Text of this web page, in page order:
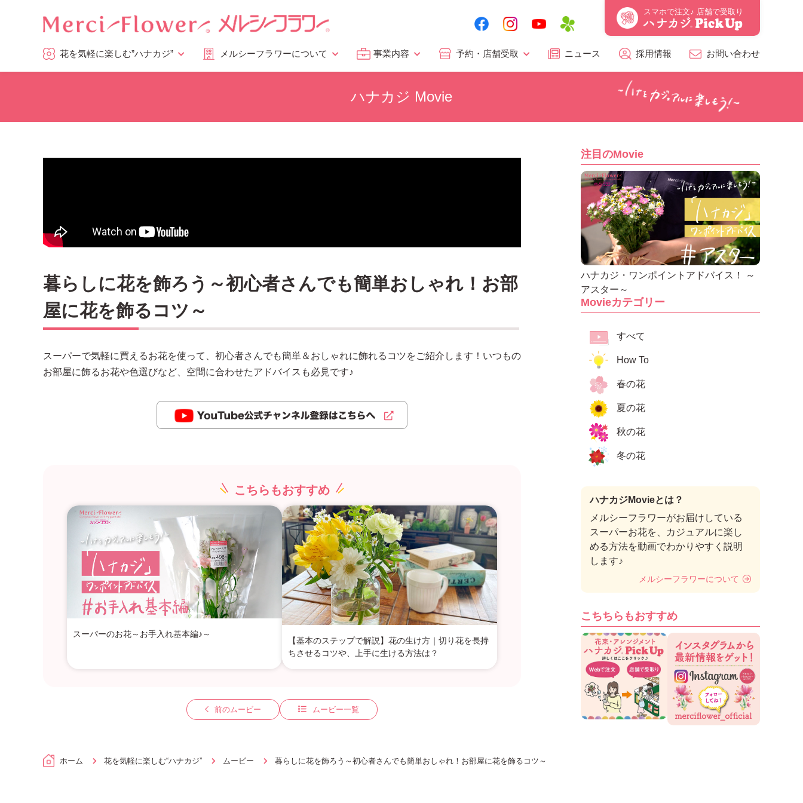
スマホで注文♪ 店舗で受取り
花を気軽に楽しむ”ハナカジ” メルシーフラワーについて 事業内容 予約・店舗受取 ニュース 採用情報 お問い合わせ
ハナカジ Movie
暮らしに花を飾ろう～初心者さんでも簡単おしゃれ！お部
屋に花を飾るコツ～
スーパーで気軽に買えるお花を使って、初心者さんでも簡単＆おしゃれに飾れるコツをご紹介します！いつもの
お部屋に飾るお花や色選びなど、空間に合わせたアドバイスも必見です♪
こちらもおすすめ
スーパーのお花～お手入れ基本編♪～
【基本のステップで解説】花の生け方｜切り花を長持
ちさせるコツや、上手に生ける方法は？
前のムービー ムービー一覧
注目のMovie
ハナカジ・ワンポイントアドバイス！ ～
アスター～
Movieカテゴリー
すべて
How To
春の花
夏の花
秋の花
冬の花
ハナカジMovieとは？
メルシーフラワーがお届けしている
スーパーお花を、カジュアルに楽し
める方法を動画でわかりやすく説明
します♪
メルシーフラワーについて
こちちらもおすすめ
ホーム 花を気軽に楽しむ“ハナカジ” ムービー 暮らしに花を飾ろう～初心者さんでも簡単おしゃれ！お部屋に花を飾るコツ～